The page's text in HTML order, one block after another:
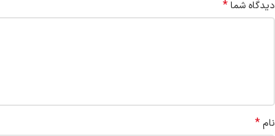
دیدگاه شما*
نام*